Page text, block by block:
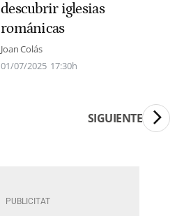
descubrir iglesias
románicas
Joan Colás
01/07/2025 17:30h
SIGUIENTE